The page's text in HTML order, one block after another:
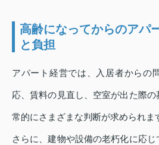
高齢になってからのアパ
と負担
アパート経営では、入居者からの
応、賃料の見直し、空室が出た際
常的にさまざまな判断が求められま
さらに、建物や設備の老朽化に応